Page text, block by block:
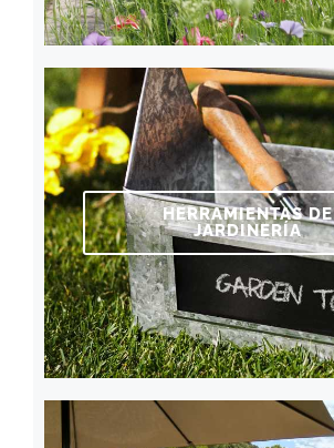
HERRAMIENTAS DE
JARDINERÍA